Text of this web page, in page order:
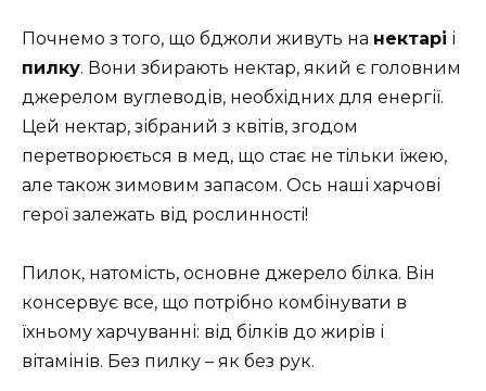
Почнемо з того, що бджоли живуть на нектарі і
пилку. Вони збирають нектар, який є головним
джерелом вуглеводів, необхідних для енергії.
Цей нектар, зібраний з квітів, згодом
перетворюється в мед, що стає не тільки їжею,
але також зимовим запасом. Ось наші харчові
герої залежать від рослинності!
Пилок, натомість, основне джерело білка. Він
консервує все, що потрібно комбінувати в
їхньому харчуванні: від білків до жирів і
вітамінів. Без пилку – як без рук.